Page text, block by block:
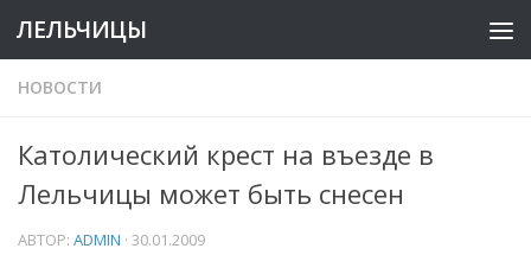
ЛЕЛЬЧИЦЫ
НОВОСТИ
Католический крест на въезде в
Лельчицы может быть снесен
АВТОР: ADMIN · 30.01.2009